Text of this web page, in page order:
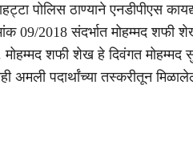
पोलिस ठाण्याने एनडीपीएस
2018 संदर्भात मोहम्मद शफी शेख
मोहम्मद शफी शेख हे दिवंगत
अमली पदार्थांच्या तस्करीतून